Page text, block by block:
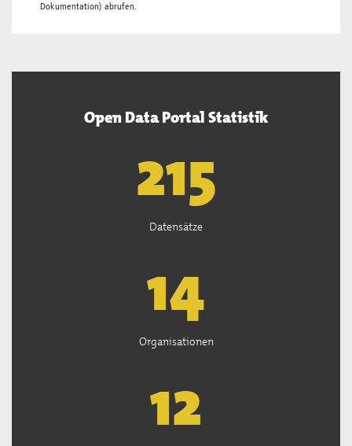
Dokumentation) abrufen.
Open Data Portal Statistik
218
Datensätze
14
Organisationen
12